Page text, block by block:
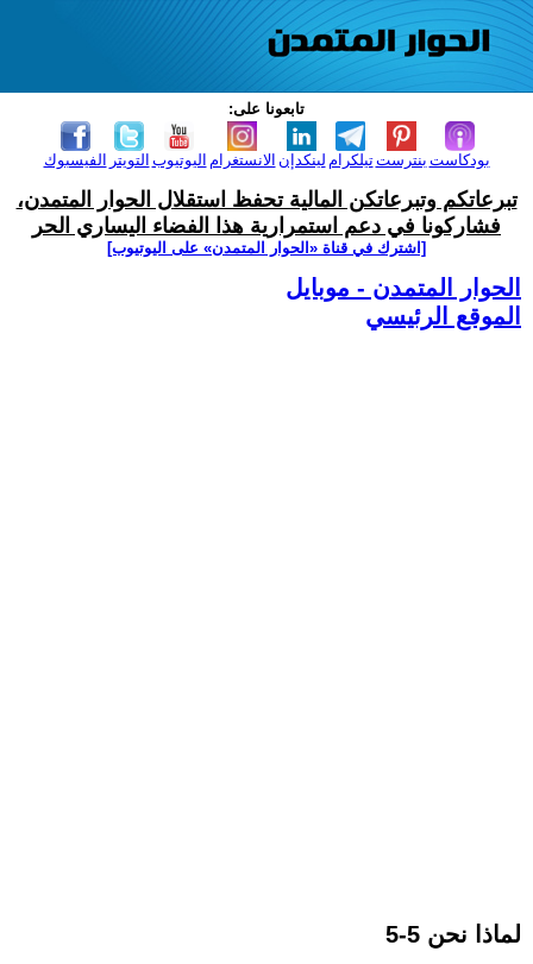
تابعونا على:
الفيسبوك التويتر اليوتيوب الانستغرام لينكدإن تيلكرامبنترست بودكاست
تبرعاتكم وتبرعاتكن المالية تحفظ استقلال الحوار المتمدن،
فشاركونا في دعم استمرارية هذا الفضاء اليساري الحر
[اشترك في قناة ‫«الحوار المتمدن» على اليوتيوب]
الحوار المتمدن - موبايل
الموقع الرئيسي
لماذا نحن 5-5